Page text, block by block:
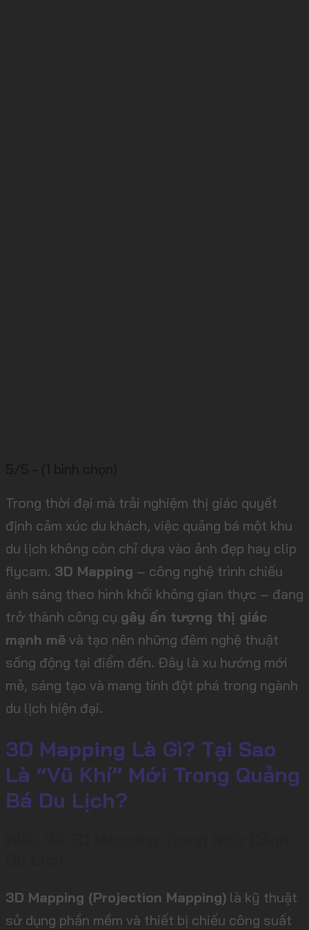
Trong thời đại mà trải nghiệm thị giác quyết
định cảm xúc du khách, việc quảng bá một khu
du lịch không còn chỉ dựa vào ảnh đẹp hay clip
flycam. 3D Mapping – công nghệ trình chiếu
ánh sáng theo hình khối không gian thực – đang
trở thành công cụ gây ấn tượng thị giác
mạnh mẽ và tạo nên những đêm nghệ thuật
sống động tại điểm đến. Đây là xu hướng mới
mẻ, sáng tạo và mang tính đột phá trong ngành
du lịch hiện đại.
3D Mapping Là Gì? Tại Sao
Là “Vũ Khí” Mới Trong Quảng
Bá Du Lịch?
3D Mapping (Projection Mapping) là kỹ thuật
sử dụng phần mềm và thiết bị chiếu công suất